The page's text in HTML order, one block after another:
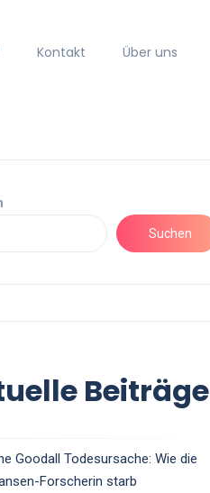
Kontakt Über uns
Suchen
Beiträge
Goodall Todesursache: Wie die
Forscherin starb